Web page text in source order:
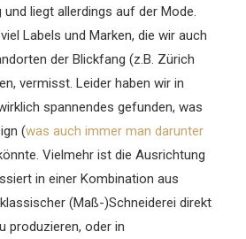
und liegt allerdings auf der Mode.
Labels und Marken, die wir auch
der Blickfang (z.B. Zürich
vermisst. Leider haben wir in
spannendes gefunden, was
(was auch immer man darunter
Vielmehr ist die Ausrichtung
in einer Kombination aus
(Maß-)Schneiderei direkt
produzieren, oder in